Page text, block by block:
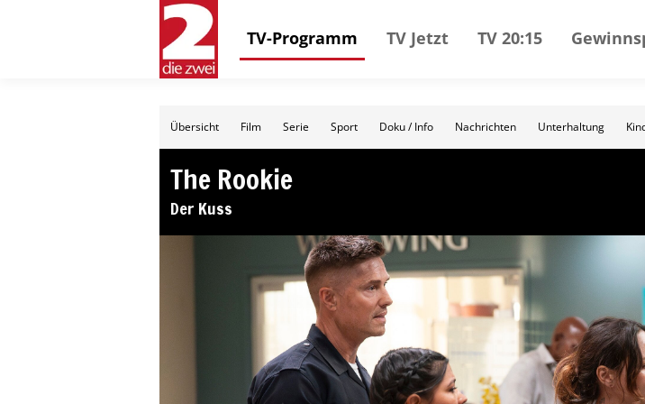
TV-Programm TV Jetzt TV 20:15
Übersicht Film Serie Sport Doku / Info Nachrichten Unterhaltung
The Rookie
Der Kuss